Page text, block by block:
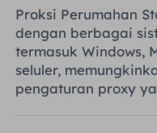
Proksi Perumahan
dengan berbagai
termasuk Windows,
seluler,
pengaturan proxy